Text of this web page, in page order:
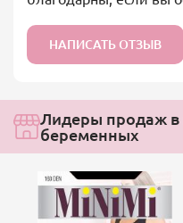
НАПИСАТЬ ОТЗЫВ
Лидеры продаж в
беременных